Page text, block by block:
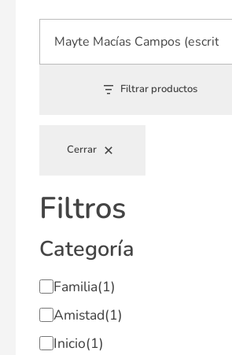
Filtrar productos
Cerrar
Filtros
Categoría
Familia(1)
Amistad(1)
Inicio(1)